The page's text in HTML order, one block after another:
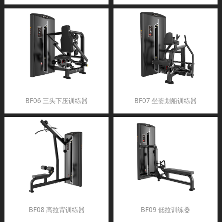
BF06 三头下压训练器 BF07 坐姿划船训练器
BF08 高拉背训练器 BF09 低拉训练器